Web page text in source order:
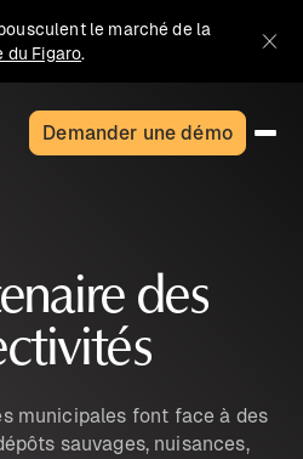
le marché de la
du Figaro.
Demander une démo
des
municipales font face à des
sauvages, nuisances,